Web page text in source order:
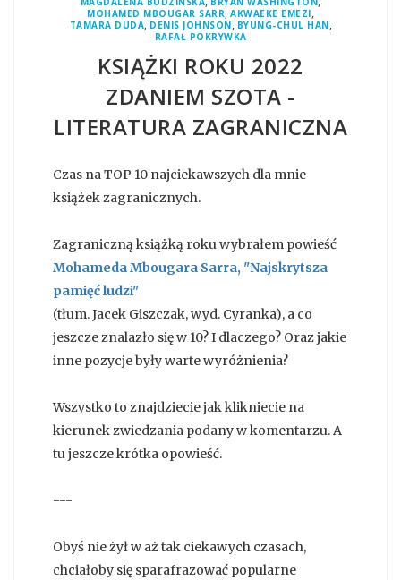
MOHAMED MBOUGAR SARR,AKWAEKE EMEZI,
TAMARA DUDA, DENIS JOHNSON, BYUNG-CHUL HAN,
RAFAŁ POKRYWKA
KSIĄŻKI ROKU 2022
ZDANIEM SZOTA -
LITERATURA ZAGRANICZNA
Czas na TOP 10 najciekawszych dla mnie
książek zagranicznych.
Zagraniczną książką roku wybrałem powieść
Mohameda Mbougara Sarra, "Najskrytsza
pamięć ludzi"
(tłum. Jacek Giszczak, wyd. Cyranka), a co
jeszcze znalazło się w 10? I dlaczego? Oraz jakie
inne pozycje były warte wyróżnienia?
Wszystko to znajdziecie jak klikniecie na
kierunek zwiedzania podany w komentarzu. A
tu jeszcze krótka opowieść.
---
Obyś nie żył w aż tak ciekawych czasach,
chciałoby się sparafrazować popularne